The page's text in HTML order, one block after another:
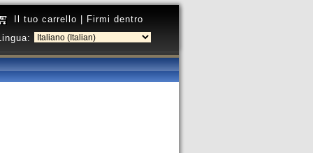
Il tuo carrello
Firmi dentro